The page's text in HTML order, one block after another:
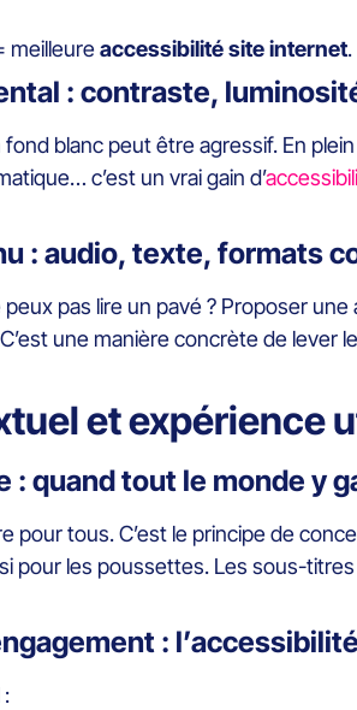
meilleureaccessibilité site internet
: contraste,
fond blanc peut être agressif. En
c’est un vrai gain d’
: audio, texte, formats
pas lire un pavé ? Proposer
une manière concrète de lever
et expérience
quand tout le monde y
pour tous. C’est le principe de
pour les poussettes. Les sous-
: